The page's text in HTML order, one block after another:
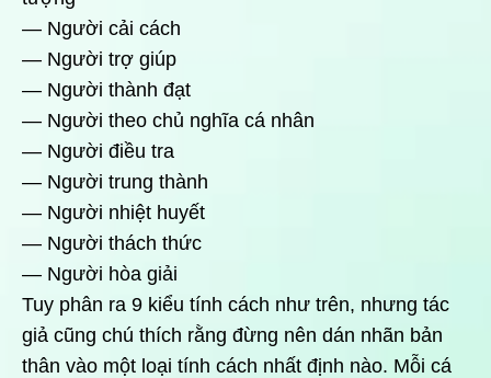
— Người cải cách
— Người trợ giúp
— Người thành đạt
— Người theo chủ nghĩa cá nhân
— Người điều tra
— Người trung thành
— Người nhiệt huyết
— Người thách thức
— Người hòa giải
Tuy phân ra 9 kiểu tính cách như trên, nhưng tác
giả cũng chú thích rằng đừng nên dán nhãn bản
thân vào một loại tính cách nhất định nào. Mỗi cá